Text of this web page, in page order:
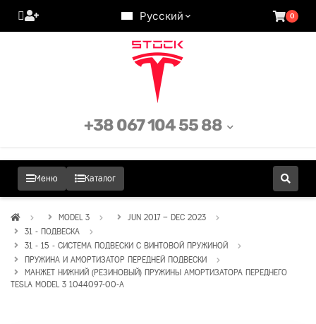
Русский 0
Меню Каталог
+38 067 104 55 88
MODEL 3
JUN 2017 – DEC 2023
31 - ПОДВЕСКА
31 - 15 - СИСТЕМА ПОДВЕСКИ С ВИНТОВОЙ ПРУЖИНОЙ
ПРУЖИНА И АМОРТИЗАТОР ПЕРЕДНЕЙ ПОДВЕСКИ
МАНЖЕТ НИЖНИЙ (РЕЗИНОВЫЙ) ПРУЖИНЫ АМОРТИЗАТОРА ПЕРЕДНЕГО
TESLA MODEL 3 1044097-00-A